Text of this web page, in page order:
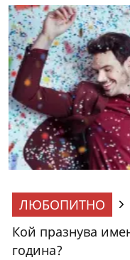
ЛЮБОПИТНО
Кой празнува
година?